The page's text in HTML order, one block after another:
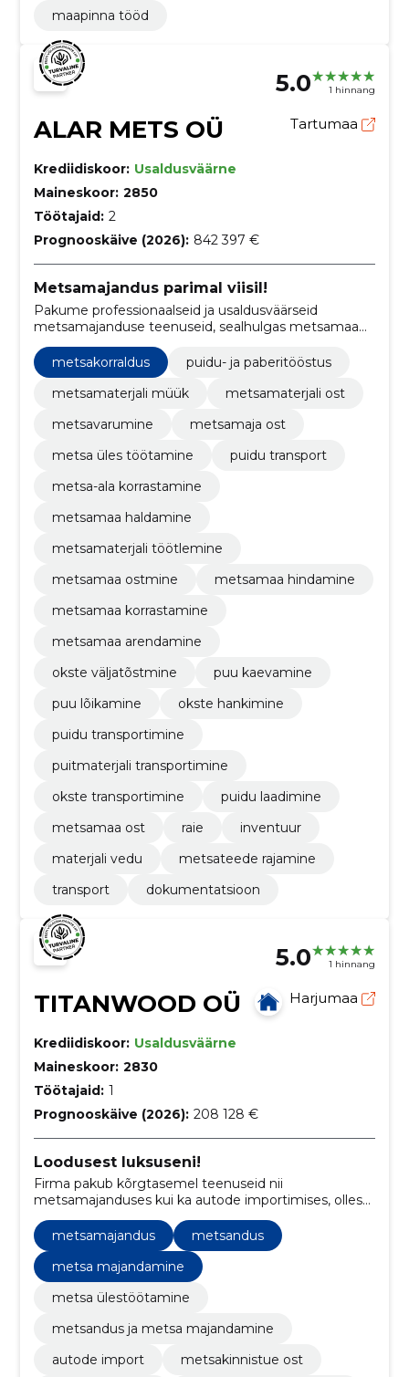
maapinna tööd
5.0 1 hinnang
ALAR METS OÜ Tartumaa
Krediidiskoor: Usaldusväärne
Maineskoor: 2850
Töötajaid: 2
Prognooskäive (2026): 842 397 €
Metsamajandus parimal viisil!
Pakume professionaalseid ja usaldusväärseid
metsamajanduse teenuseid, sealhulgas metsamaa
metsakorraldus
puidu- ja paberitööstus
metsamaterjali müük
metsamaterjali ost
metsavarumine
metsamaja ost
metsa üles töötamine
puidu transport
metsa-ala korrastamine
metsamaa haldamine
metsamaterjali töötlemine
metsamaa ostmine
metsamaa hindamine
metsamaa korrastamine
metsamaa arendamine
okste väljatõstmine
puu kaevamine
puu lõikamine
okste hankimine
puidu transportimine
puitmaterjali transportimine
okste transportimine
puidu laadimine
metsamaa ost
raie
inventuur
materjali vedu
metsateede rajamine
transport
dokumentatsioon
5.0 1 hinnang
TITANWOOD OÜ Harjumaa
Krediidiskoor: Usaldusväärne
Maineskoor: 2830
Töötajaid: 1
Prognooskäive (2026): 208 128 €
Loodusest luksuseni!
Firma pakub kõrgtasemel teenuseid nii
metsamajanduses kui ka autode importimises, olles
pühendunud kvaliteedi ja jätkusuutlikkuse
tagamisele.
metsamajandus
metsandus
metsa majandamine
metsa ülestöötamine
metsandus ja metsa majandamine
autode import
metsakinnistue ost